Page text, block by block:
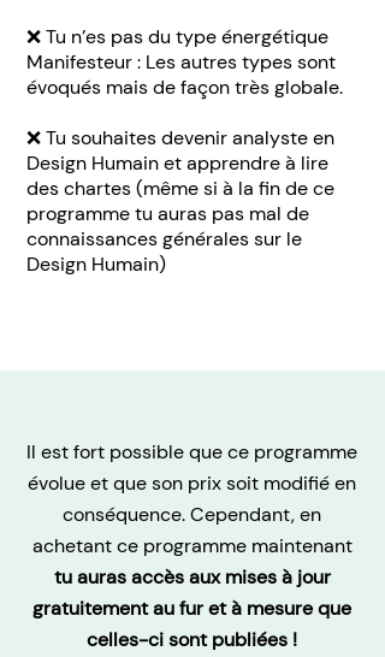
❌ Tu n’es pas du type énergétique
Manifesteur : Les autres types sont
évoqués mais de façon très globale.
❌ Tu souhaites devenir analyste en
Design Humain et apprendre à lire
des chartes (même si à la fin de ce
programme tu auras pas mal de
connaissances générales sur le
Design Humain)
Il est fort possible que ce programme
évolue et que son prix soit modifié en
conséquence. Cependant, en
achetant ce programme maintenant
tu auras accès aux mises à jour
gratuitement au fur et à mesure que
celles-ci sont publiées !